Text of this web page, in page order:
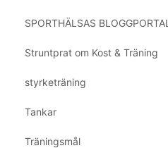
SPORTHÄLSAS BLOGGPORTAL
Struntprat om Kost & Träning
styrketräning
Tankar
Träningsmål